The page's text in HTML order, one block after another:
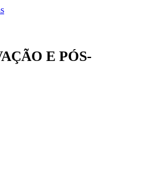
E PÓS-